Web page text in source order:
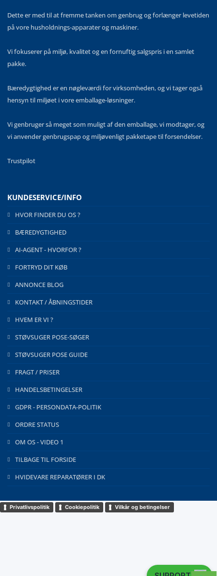
Dette er med til at fremme tanken om genbrug og forlænger levetiden
på vore husholdnings-apparater og maskiner.
Vi fokuserer på miljø, kvalitet og en fornuftig salgspris i en samlet
pakke.
Bæredygtighed er en nøgleværdi for virksomheden, og vi tager også
hensyn til miljøet i vore emballage-løsninger.
Vi genbruger så meget som muligt af den emballage, vi modtager, og
vi anvender genbrugspap og miljøvenligt pakketape til forsendelser.
Trustpilot
KUNDESERVICE/INFO
HVOR FINDER DU OS ?
BÆREDYGTIGHED
AI-AGENT - HVORFOR ?
FORTRYD DIT KØB
ANNONCE BLOG
KONTAKT / ÅBNINGSTIDER
HVEM ER VI ?
STØVSUGER POSE-SØGER
STØVSUGER POSE GUIDE
FRAGT / PRISER
HANDELSBETINGELSER
GDPR - PERSONDATA-POLITIK
ORDRE STATUS
OM OS - VIDEO 1
TILBAGE TIL FORSIDE
HVIDEVARE REPARATØRER I DK
Privatlivspolitik Cookiepolitik Vilkår og betingelser